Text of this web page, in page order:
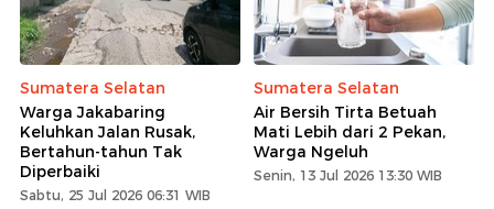
Sumatera Selatan
Warga Jakabaring
Keluhkan Jalan Rusak,
Bertahun-tahun Tak
Diperbaiki
Sabtu, 25 Jul 2026 06:31 WIB
Sumatera Selatan
Air Bersih Tirta Betuah
Mati Lebih dari 2 Pekan,
Warga Ngeluh
Senin, 13 Jul 2026 13:30 WIB